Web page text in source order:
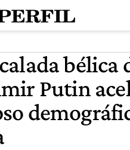
bélica
Putin